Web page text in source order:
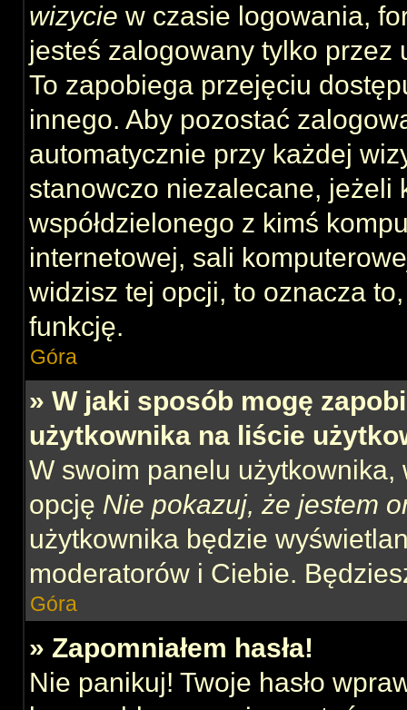
wizycie w czasie logowania,
jesteś zalogowany tylko
To zapobiega przejęciu
innego. Aby pozostać
automatycznie przy każdej
stanowczo niezalecane, jeżeli
współdzielonego z kimś
internetowej, sali
widzisz tej opcji, to oznacza
funkcję.
Góra
» W jaki sposób mogę
użytkownika na liście
W swoim panelu użytkownika,
opcję Nie pokazuj, że jestem
użytkownika będzie
moderatorów i Ciebie.
Góra
» Zapomniałem hasła!
Nie panikuj! Twoje hasło